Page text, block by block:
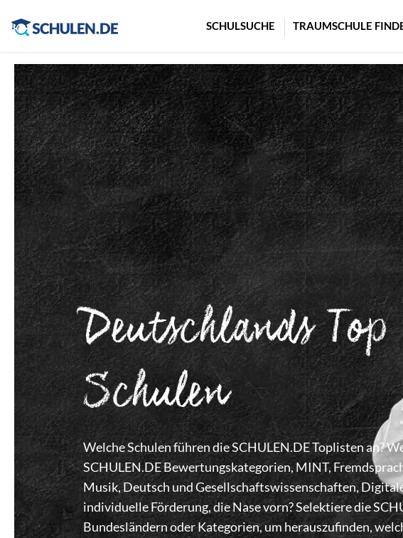
SCHULSUCHE TRAUMSCHULE
Deutschlands Top
Schulen
Welche Schulen führen die SCHULEN.DE Toplisten an?
SCHULEN.DE Bewertungskategorien, MINT,
Musik, Deutsch und Gesellschaftswissenschaften,
individuelle Förderung, die Nase vorn? Selektiere die
Bundesländern oder Kategorien, um herauszufinden,